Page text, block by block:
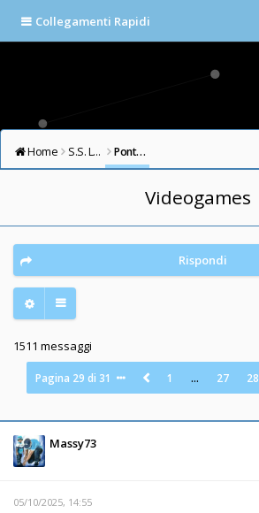
Collegamenti Rapidi
Home S.S. LAZIO FORUM Ponte Milvio
Videogames
Rispondi
1511 messaggi
Pagina 29 di 31 1 … 27 28
Massy73
05/10/2025, 14:55